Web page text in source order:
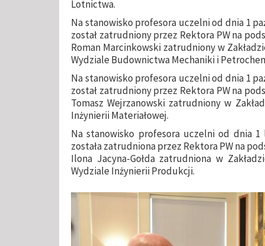
Lotnictwa.
Na stanowisko profesora uczelni od dnia 1
został zatrudniony przez Rektora PW na
Roman Marcinkowski zatrudniony w
Wydziale Budownictwa Mechaniki i
Na stanowisko profesora uczelni od dnia 1
został zatrudniony przez Rektora PW na
Tomasz Wejrzanowski zatrudniony w
Inżynierii Materiałowej.
Na stanowisko profesora uczelni od dnia
została zatrudniona przez Rektora PW na
Ilona Jacyna-Gołda zatrudniona w
Wydziale Inżynierii Produkcji.